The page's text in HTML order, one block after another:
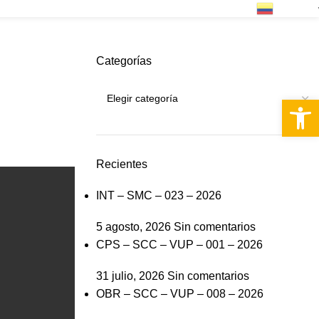
Categorías
Recientes
INT – SMC – 023 – 2026
5 agosto, 2026 Sin comentarios
CPS – SCC – VUP – 001 – 2026
31 julio, 2026 Sin comentarios
OBR – SCC – VUP – 008 – 2026
Abrir